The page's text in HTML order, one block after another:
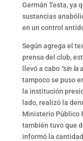
Germán Testa, ya
sustancias
en un control
Según agrega el
prensa del club,
llevó a cabo “sin la
tampoco se puso
la institución
lado, realizó la
Ministerio Público
también tuvo que
informó la